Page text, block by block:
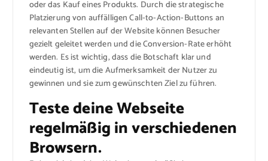
oder das Kauf eines Produkts. Durch die strategische
Platzierung von auffälligen Call-to-Action-Buttons an
relevanten Stellen auf der Website können Besucher
gezielt geleitet werden und die Conversion-Rate erhöht
werden. Es ist wichtig, dass die Botschaft klar und
eindeutig ist, um die Aufmerksamkeit der Nutzer zu
gewinnen und sie zum gewünschten Ziel zu führen.
Teste deine Webseite
regelmäßig in verschiedenen
Browsern.